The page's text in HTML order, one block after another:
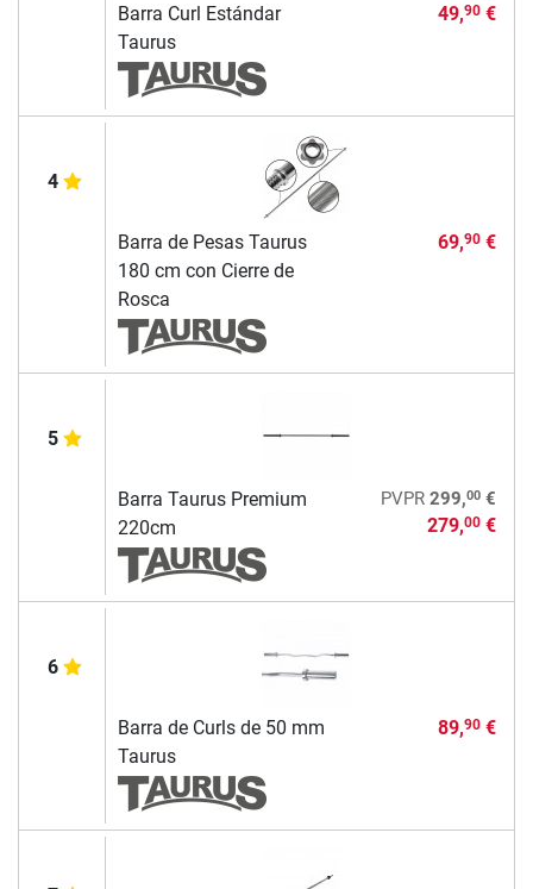
Barra Curl Estándar
Taurus
49,90€
4
Barra de Pesas Taurus
180 cm con Cierre de
Rosca
69,90€
5
Barra Taurus Premium
220cm
PVPR 299,00€
279,00€
6
Barra de Curls de 50 mm
Taurus
89,90€